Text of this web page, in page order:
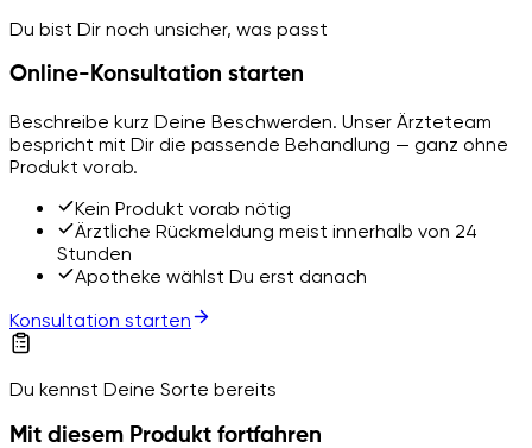
Du bist Dir noch unsicher, was passt
Online-Konsultation starten
Beschreibe kurz Deine Beschwerden. Unser Ärzteteam
bespricht mit Dir die passende Behandlung — ganz ohne
Produkt vorab.
Kein Produkt vorab nötig
Ärztliche Rückmeldung meist innerhalb von 24
Stunden
Apotheke wählst Du erst danach
Konsultation starten
Du kennst Deine Sorte bereits
Mit diesem Produkt fortfahren